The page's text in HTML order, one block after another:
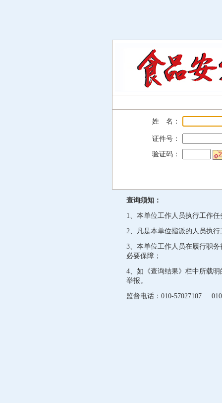
姓 名：
证件号：
验证码：
查询须知：
1、本单位工作人员执行工作
2、凡是本单位指派的人员执
3、本单位工作人员在履行职
必要保障；
4、如《查询结果》栏中所载
举报。
监督电话：010-57027107